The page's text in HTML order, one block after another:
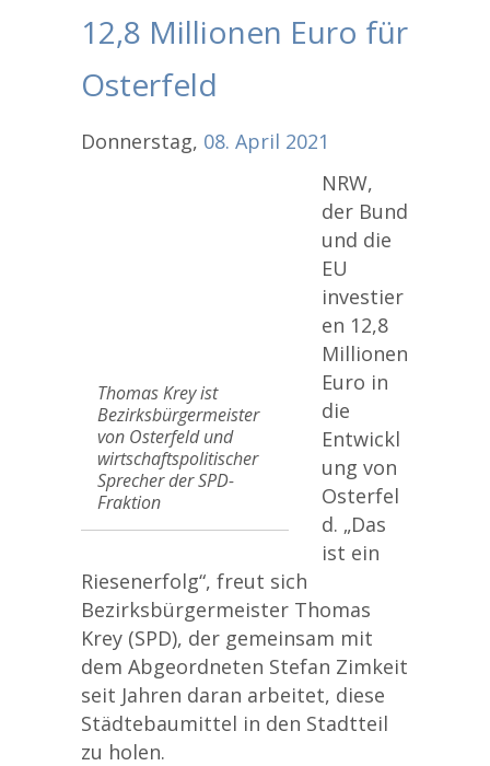
12,8 Millionen Euro für
Osterfeld
Donnerstag, 08. April 2021
Thomas Krey ist
Bezirksbürgermeister
von Osterfeld und
wirtschaftspolitischer
Sprecher der SPD-
Fraktion
NRW,
der Bund
und die
EU
investier
en 12,8
Millionen
Euro in
die
Entwickl
ung von
Osterfel
d. „Das
ist ein
Riesenerfolg“, freut sich
Bezirksbürgermeister Thomas
Krey (SPD), der gemeinsam mit
dem Abgeordneten Stefan Zimkeit
seit Jahren daran arbeitet, diese
Städtebaumittel in den Stadtteil
zu holen.